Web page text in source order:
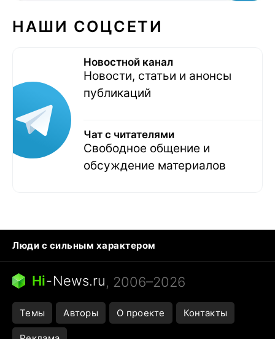
НАШИ СОЦСЕТИ
Новостной канал
Новости, статьи и анонсы
публикаций
Чат с читателями
Свободное общение и
обсуждение материалов
Люди с сильным характером
Кошка писает на кровать
Тунцы в океанариуме
Ядовитые пауки России
Города в ядерной войне
Открытие в Google Maps
Hi-News.ru, 2006–2026
Темы Авторы О проекте Контакты